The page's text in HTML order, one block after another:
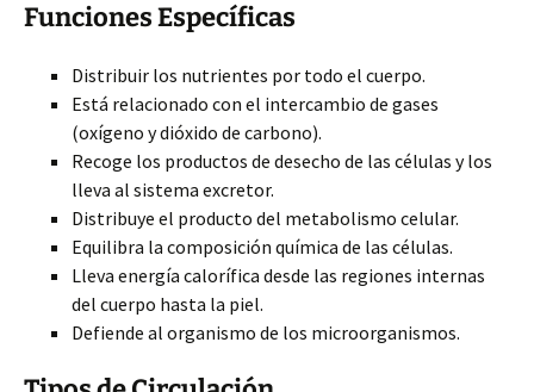
Funciones Específicas
Distribuir los nutrientes por todo el cuerpo.
Está relacionado con el intercambio de gases
(oxígeno y dióxido de carbono).
Recoge los productos de desecho de las células y los
lleva al sistema excretor.
Distribuye el producto del metabolismo celular.
Equilibra la composición química de las células.
Lleva energía calorífica desde las regiones internas
del cuerpo hasta la piel.
Defiende al organismo de los microorganismos.